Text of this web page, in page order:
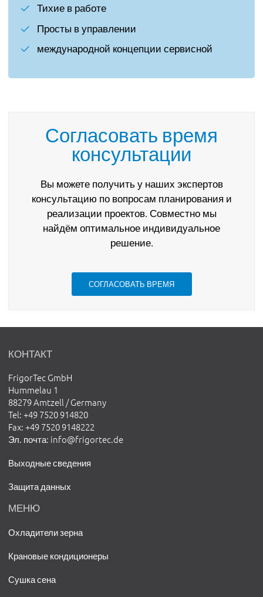
Тихие в работе
Просты в управлении
международной концепции сервисной
Согласовать время
консультации
Вы можете получить у наших экспертов
консультацию по вопросам планирования и
реализации проектов. Совместно мы
найдём оптимальное индивидуальное
решение.
СОГЛАСОВАТЬ ВРЕМЯ
КОНТАКТ
FrigorTec GmbH
Hummelau 1
88279 Amtzell / Germany
Tel: +49 7520 914820
Fax: +49 7520 9148222
Эл. почта: info@frigortec.de
Выходные сведения
Защита данных
МЕНЮ
Охладители зерна
Крановые кондиционеры
Сушка сена